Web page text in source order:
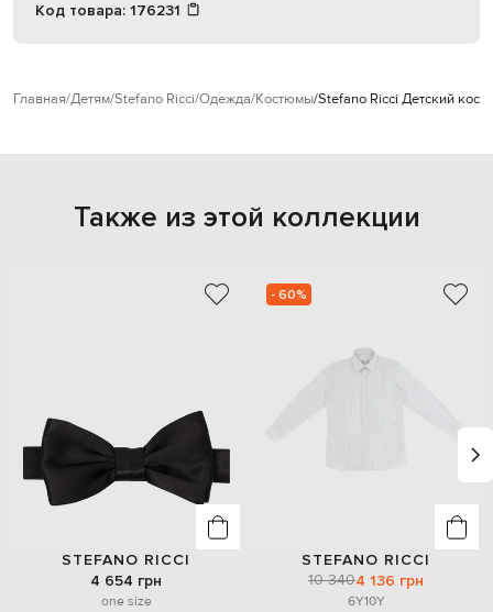
Код товара: 176231
Главная Детям Stefano Ricci Одежда Костюмы Stefano Ricci Детский
Также из этой коллекции
STEFANO RICCI
4 654 грн
one size
- 60%
STEFANO RICCI
10 3404 136 грн
6Y10Y